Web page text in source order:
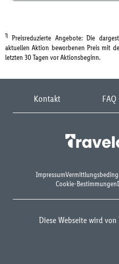
1) Preisreduzierte Angebote: Die
aktuellen Aktion beworbenen Preis mit
letzten 30 Tagen vor Aktionsbeginn.
Kontakt FAQ
Impressum
Cookie-Bestimmungen
Diese Webseite wird